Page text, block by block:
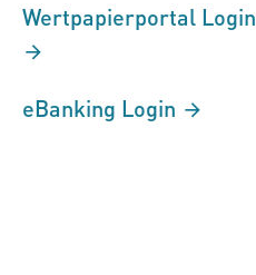
Wertpapierportal Login
eBanking Login